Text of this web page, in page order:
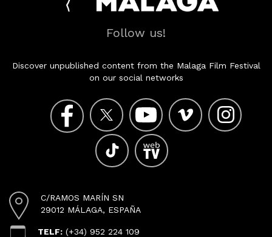
Follow us!
Discover unpublished content from the Malaga Film Festival
on our social networks
C/RAMOS MARÍN SN
29012 MÁLAGA, ESPAÑA
TELF: (+34) 952 224 109